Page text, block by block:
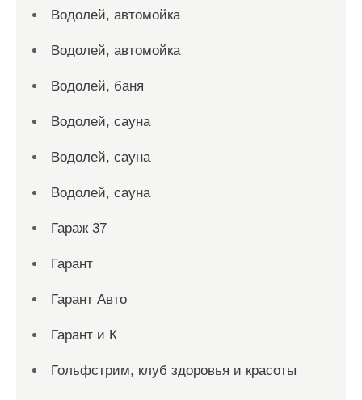
Водолей, автомойка
Водолей, автомойка
Водолей, баня
Водолей, сауна
Водолей, сауна
Водолей, сауна
Гараж 37
Гарант
Гарант Авто
Гарант и К
Гольфстрим, клуб здоровья и красоты